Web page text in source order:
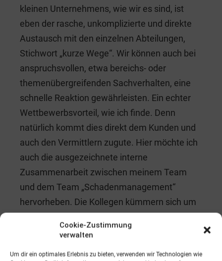
Cookie-Zustimmung
verwalten
Um dir ein optimales Erlebnis zu bieten, verwenden wir Technologien wie
kleinen Unternehmens, wie wir es sind, ist
eben der rasche, unkomplizierte und direkte
Austausch mit den einzelnen Abteilungen,
Stichwort „kurze Wege“. Wir können auch bei
anspruchsvollen, etwa bereichs- oder
themenübergreifenden Sachverhalten, eine
schnelle Reaktion gewährleisten. Ein echter
Wettbewerbsvorteil, wie ich finde. Denn
natürlich kommt dies direkt dem Kunden und
auch den Vermittlern zugute. Hier möchte ich
auch die ausgezeichnete interne
Zusammenarbeit zwischen meinem Team
und dem Team „Schadenmanagement“
hervorheben. Die Kollegen kümmern sich um
unkomplizierte und rasche